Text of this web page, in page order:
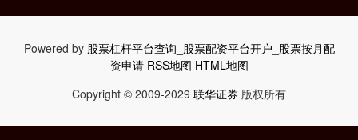
Powered by 股票杠杆平台查询_股票配资平台开户_股票按月配
资申请 RSS地图 HTML地图
Copyright © 2009-2029 联华证券 版权所有